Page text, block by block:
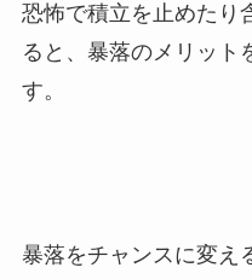
恐怖で積立を止めたり
ると、暴落のメリット
す。
暴落をチャンスに変え